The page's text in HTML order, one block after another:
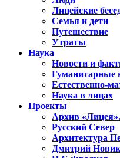
Лицейские
Семья и дети
Путешествие
Утраты
Наука
Новости и
Гуманитарные
Естественно-
Наука в лицах
Проекты
Архив
Русский Север
Архитектура
Дмитрий